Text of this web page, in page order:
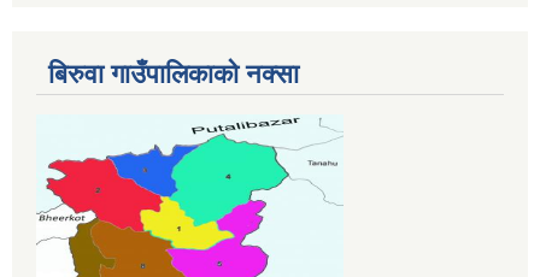
बिरुवा गाउँपालिकाको नक्सा